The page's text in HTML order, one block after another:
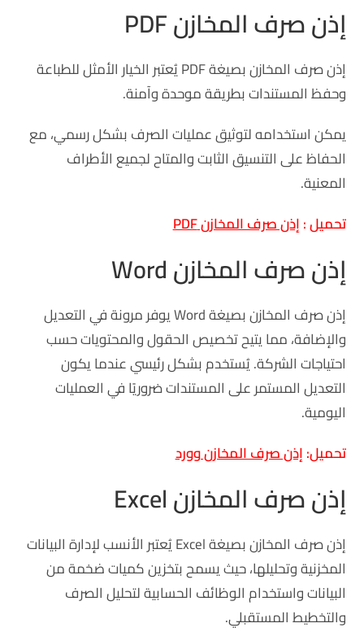
إذن صرف المخازن PDF
إذن صرف المخازن بصيغة PDF يُعتبر الخيار الأمثل للطباعة
وحفظ المستندات بطريقة موحدة وآمنة.
يمكن استخدامه لتوثيق عمليات الصرف بشكل رسمي، مع
الحفاظ على التنسيق الثابت والمتاح لجميع الأطراف
المعنية.
تحميل :إذن صرف المخازن PDF
إذن صرف المخازن Word
إذن صرف المخازن بصيغة Word يوفر مرونة في التعديل
والإضافة، مما يتيح تخصيص الحقول والمحتويات حسب
احتياجات الشركة. يُستخدم بشكل رئيسي عندما يكون
التعديل المستمر على المستندات ضروريًا في العمليات
اليومية.
تحميل:إذن صرف المخازن وورد
إذن صرف المخازن Excel
إذن صرف المخازن بصيغة Excel يُعتبر الأنسب لإدارة البيانات
المخزنية وتحليلها، حيث يسمح بتخزين كميات ضخمة من
البيانات واستخدام الوظائف الحسابية لتحليل الصرف
والتخطيط المستقبلي.